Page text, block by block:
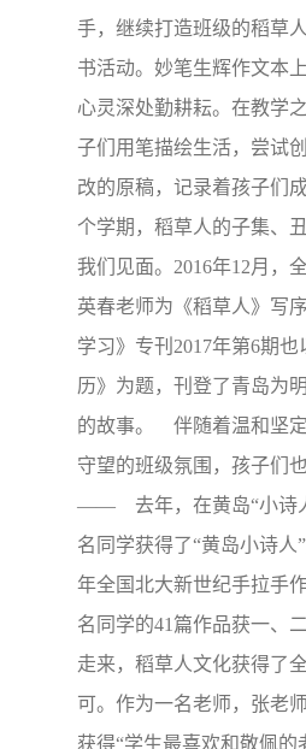
手，继续打造班级的稻草
书活动。妙笔生辉作文本
心灵深处勤耕耘。在教学
子们用笔描绘生活，尝试
改的原稿，记录着孩子们
个学期，稻草人的子集、
我们见面。2016年12月，
英春老师为《稻草人》写
学习》专刊2017年第6期
历》为题，刊登了青岛为
的故事。 伴随着温和坚
守望的班级氛围，孩子们
—— 去年，在黄岛“小诗
名同学获得了“黄岛小诗人
年全国北大新世纪手拉手
名同学的41篇作品获一、
走来，稻草人文化获得了
可。作为一名老师，张老
获得“学生最喜欢和敬佩的